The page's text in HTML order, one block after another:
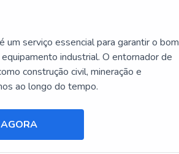
um serviço essencial para garantir o bom
industrial. O entornador de
construção civil, mineração e
ao longo do tempo.